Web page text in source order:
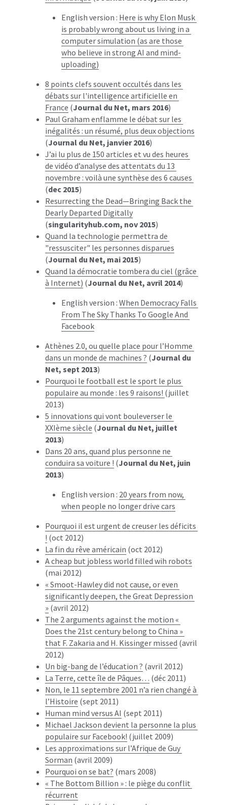
English version : Here is why Elon Musk
is probably wrong about us living in a
computer simulation (as are those
who believe in strong AI and mind-
uploading)
8 points clefs souvent occultés dans les
débats sur l'intelligence artificielle en
France (Journal du Net, mars 2016)
Paul Graham enflamme le débat sur les
inégalités : un résumé, plus deux objections
(Journal du Net, janvier 2016)
J’ai lu plus de 150 articles et vu des heures
de vidéo d’analyse des attentats du 13
(dec 2015)
Resurrecting the Dead—Bringing Back the
Dearly Departed Digitally
(singularityhub.com, nov 2015)
Quand la technologie permettra de
"ressusciter" les personnes disparues
(Journal du Net, mai 2015)
Quand la démocratie tombera du ciel (grâce
à Internet) (Journal du Net, avril 2014)
English version : When Democracy Falls
From The Sky Thanks To Google And
Facebook
Athènes 2.0, ou quelle place pour l’Homme
dans un monde de machines ? (Journal du
Net, sept 2013)
Pourquoi le football est le sport le plus
populaire au monde : les 9 raisons! (juillet
2013)
5 innovations qui vont bouleverser le
XXIème siècle (Journal du Net, juillet
2013)
Dans 20 ans, quand plus personne ne
conduira sa voiture ! (Journal du Net, juin
2013)
English version : 20 years from now,
when people no longer drive cars
Pourquoi il est urgent de creuser les déficits
! (oct 2012)
La fin du rêve américain (oct 2012)
A cheap but jobless world filled wih robots
(mai 2012)
« Smoot-Hawley did not cause, or even
significantly deepen, the Great Depression
» (avril 2012)
The 2 arguments against the motion «
Does the 21st century belong to China »
that F. Zakaria and H. Kissinger missed (avril
2012)
Un big-bang de l’éducation ? (avril 2012)
La Terre, cette île de Pâques… (déc 2011)
Non, le 11 septembre 2001 n’a rien changé à
l’Histoire (sept 2011)
Human mind versus AI (sept 2011)
Michael Jackson devient la personne la plus
populaire sur Facebook! (juillet 2009)
Les approximations sur l’Afrique de Guy
Sorman (avril 2009)
Pourquoi on se bat? (mars 2008)
« The Bottom Billion » : le piège du conflit
récurrent